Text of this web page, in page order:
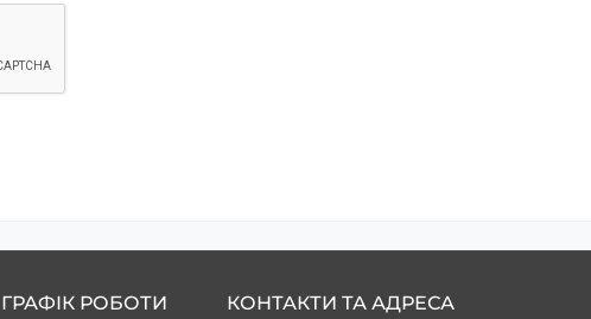
ГРАФІК РОБОТИ КОНТАКТИ ТА АДРЕСА